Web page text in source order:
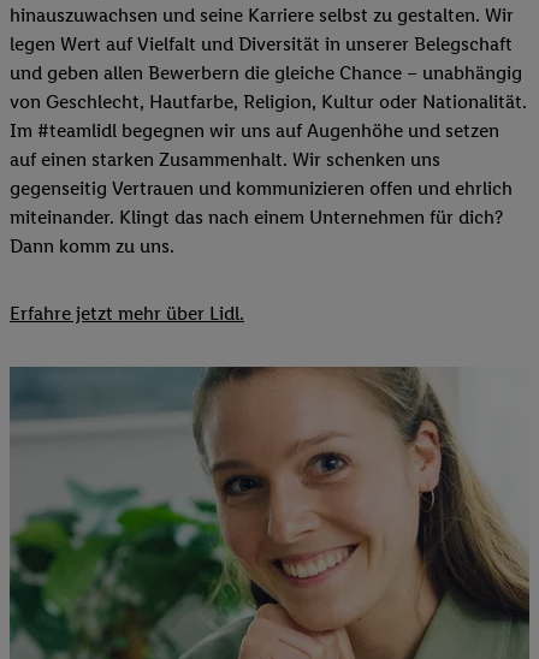
hinauszuwachsen und seine Karriere selbst zu gestalten. Wir
legen Wert auf Vielfalt und Diversität in unserer Belegschaft
und geben allen Bewerbern die gleiche Chance – unabhängig
von Geschlecht, Hautfarbe, Religion, Kultur oder Nationalität.
Im #teamlidl begegnen wir uns auf Augenhöhe und setzen
auf einen starken Zusammenhalt. Wir schenken uns
gegenseitig Vertrauen und kommunizieren offen und ehrlich
miteinander. Klingt das nach einem Unternehmen für dich?
Dann komm zu uns.​
Erfahre jetzt mehr über Lidl.